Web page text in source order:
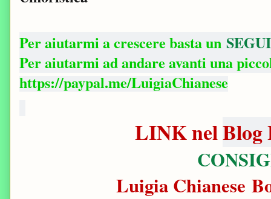
Per aiutarmi a crescere basta un SEGUI
Per aiutarmi ad andare avanti una
https://paypal.me/LuigiaChianese
LINK nelBlog
Luigia Chianese